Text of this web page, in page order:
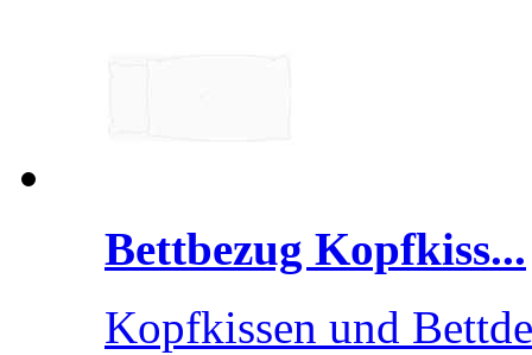
Bettbezug Kopfkiss...
Kopfkissen und